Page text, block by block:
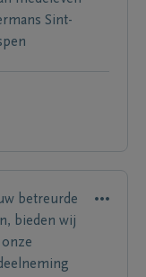
Sint-
betreurde
bieden wij
onze